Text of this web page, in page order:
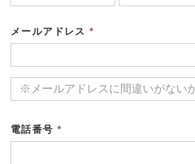
メールアドレス*
電話番号 *